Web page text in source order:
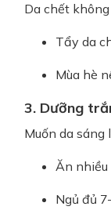
Da chết
Tẩy da
Mùa hè
3. Dưỡng
Muốn da
Ăn nhiều
Ngủ đủ